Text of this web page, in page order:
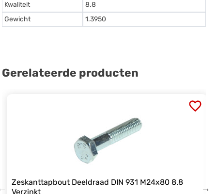
Kwaliteit
8.8
Gewicht
1.3950
Gerelateerde producten
Zeskanttapbout Deeldraad DIN 931 M24x80 8.8
Verzinkt